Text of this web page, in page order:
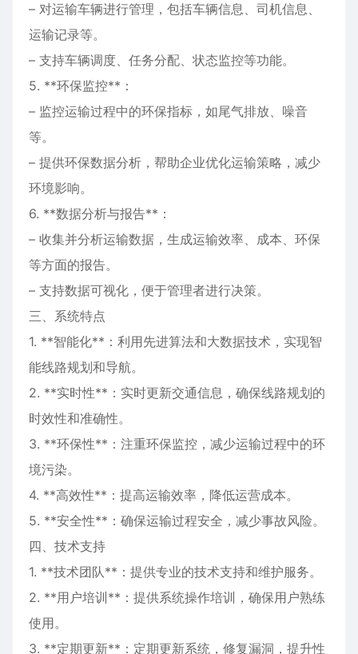
– 对运输车辆进行管理，包括车辆信息、司机信息、
运输记录等。
– 支持车辆调度、任务分配、状态监控等功能。
5. **环保监控**：
– 监控运输过程中的环保指标，如尾气排放、噪音
等。
– 提供环保数据分析，帮助企业优化运输策略，减少
环境影响。
6. **数据分析与报告**：
– 收集并分析运输数据，生成运输效率、成本、环保
等方面的报告。
– 支持数据可视化，便于管理者进行决策。
三、系统特点
1. **智能化**：利用先进算法和大数据技术，实现智
能线路规划和导航。
2. **实时性**：实时更新交通信息，确保线路规划的
时效性和准确性。
3. **环保性**：注重环保监控，减少运输过程中的环
境污染。
4. **高效性**：提高运输效率，降低运营成本。
5. **安全性**：确保运输过程安全，减少事故风险。
四、技术支持
1. **技术团队**：提供专业的技术支持和维护服务。
2. **用户培训**：提供系统操作培训，确保用户熟练
使用。
3. **定期更新**：定期更新系统，修复漏洞，提升性